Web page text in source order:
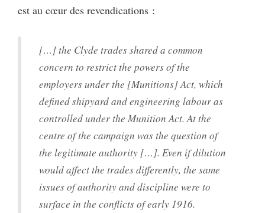
est au cœur des revendications :
[…] the Clyde trades shared a common
concern to restrict the powers of the
employers under the [Munitions] Act, which
defined shipyard and engineering labour as
controlled under the Munition Act. At the
centre of the campaign was the question of
the legitimate authority […]. Even if dilution
would affect the trades differently, the same
issues of authority and discipline were to
surface in the conflicts of early 1916.